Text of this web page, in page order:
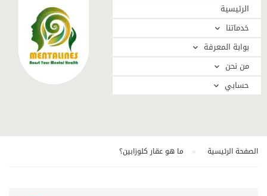
الرئيسية
خدماتنا
بوابة المعرفة
من نحن
حسابي
الصفحة الرئيسية ما هو عقار كلوزابين؟